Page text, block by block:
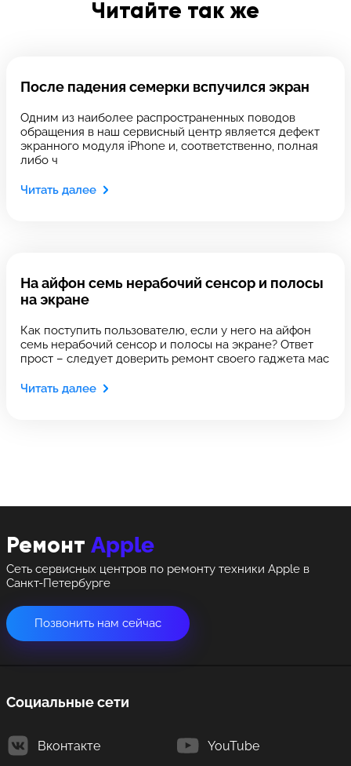
Читайте так же
После падения семерки вспучился экран
Одним из наиболее распространенных поводов
обращения в наш сервисный центр является дефект
экранного модуля iPhone и, соответственно, полная
либо ч
Читать далее
На айфон семь нерабочий сенсор и полосы
на экране
Как поступить пользователю, если у него на айфон
семь нерабочий сенсор и полосы на экране? Ответ
прост – следует доверить ремонт своего гаджета мас
Читать далее
Ремонт Apple
Сеть сервисных центров по ремонту техники Apple в
Санкт-Петербурге
Позвонить нам сейчас
Социальные сети
Вконтакте YouTube
Отправить
Выберите сервис
позвонить
+7 (812) 409-39-75
Выберите сервис
Выберите адрес сервиса, в который хотите
Введите номер договора